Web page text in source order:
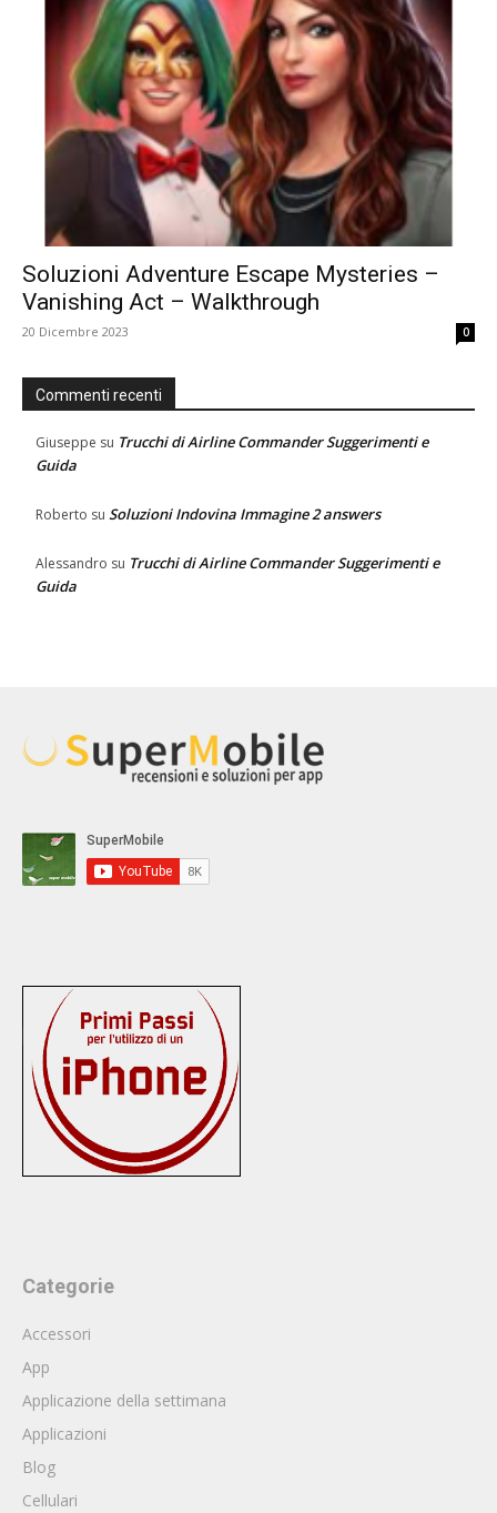
Soluzioni Adventure Escape Mysteries –
Vanishing Act – Walkthrough
20 Dicembre 2023 0
Commenti recenti
Giuseppe su Trucchi di Airline Commander Suggerimenti e
Guida
Roberto su Soluzioni Indovina Immagine 2 answers
Alessandro su Trucchi di Airline Commander Suggerimenti e
Guida
Categorie
Accessori
App
Applicazione della settimana
Applicazioni
Blog
Cellulari